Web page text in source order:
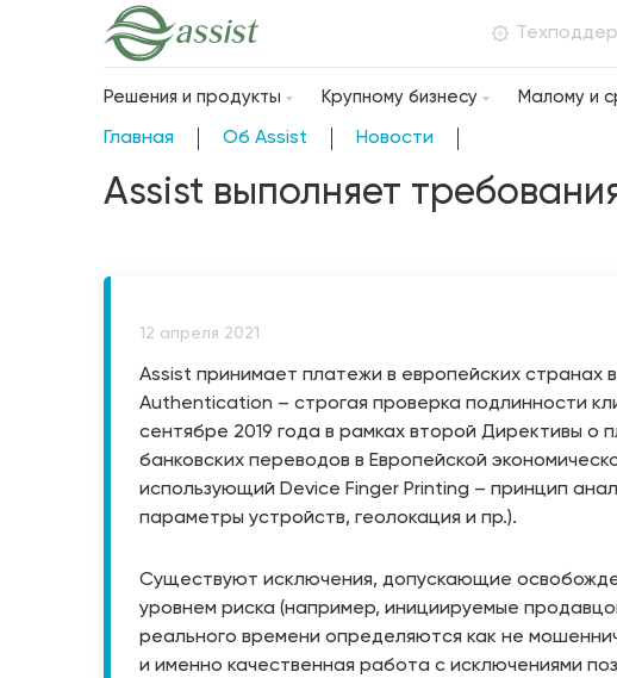
Решения и продукты Крупному бизнесу Малому и
Главная Об Assist Новости
Assist выполняет
12 апреля 2021
Assist принимает платежи в европейских
Authentication – строгая проверка подлинности
сентябре 2019 года в рамках второй Директивы о
банковских переводов в Европейской
использующий Device Finger Printing – принцип
параметры устройств, геолокация и пр.).
Существуют исключения, допускающие
уровнем риска (например, инициируемые
реального времени определяются как не
и именно качественная работа с исключениями